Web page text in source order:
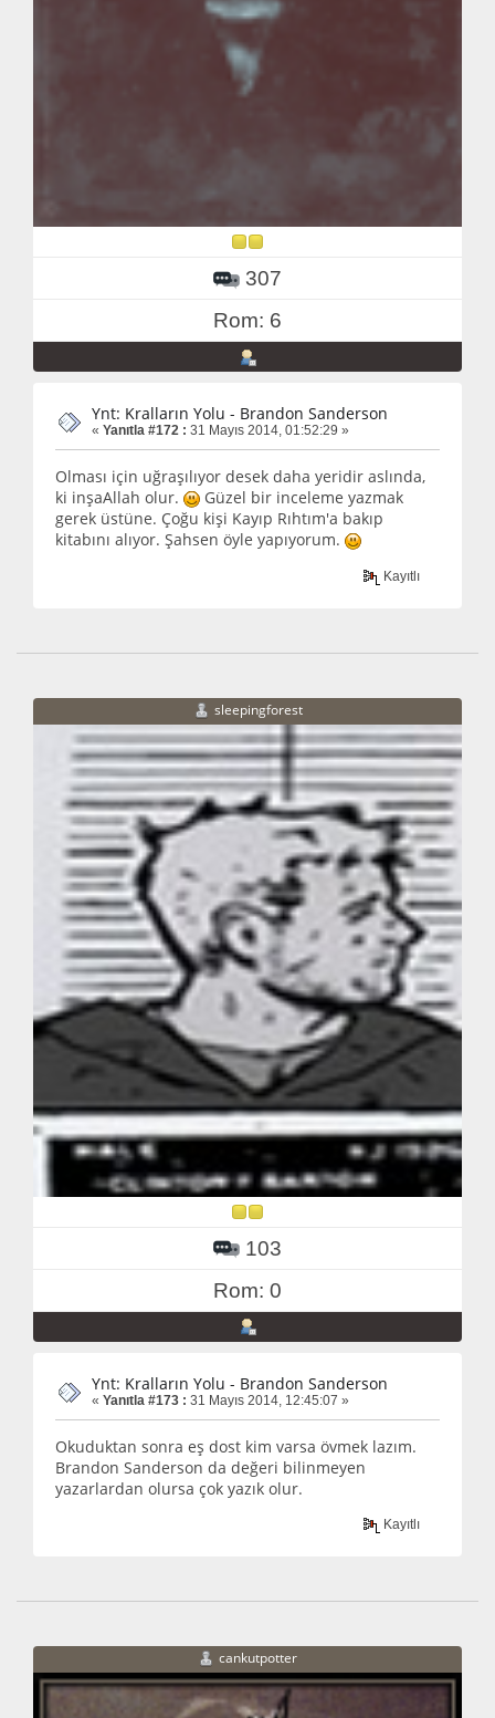
307
Rom: 6
Ynt: Kralların Yolu - Brandon Sanderson
« Yanıtla #172 : 31 Mayıs 2014, 01:52:29 »
Olması için uğraşılıyor desek daha yeridir aslında,
ki inşaAllah olur.
Güzel bir inceleme yazmak
gerek üstüne. Çoğu kişi Kayıp Rıhtım'a bakıp
kitabını alıyor. Şahsen öyle yapıyorum.
Kayıtlı
sleepingforest
103
Rom: 0
Ynt: Kralların Yolu - Brandon Sanderson
« Yanıtla #173 : 31 Mayıs 2014, 12:45:07 »
Okuduktan sonra eş dost kim varsa övmek lazım.
Brandon Sanderson da değeri bilinmeyen
yazarlardan olursa çok yazık olur.
Kayıtlı
cankutpotter